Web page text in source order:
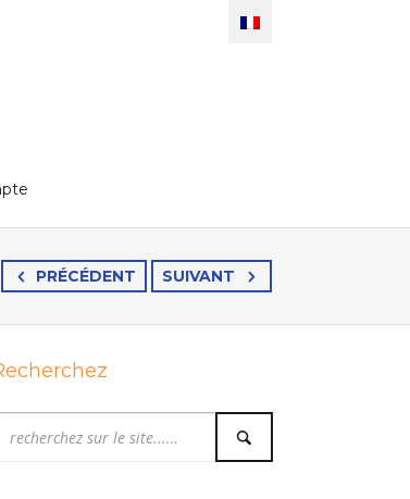
PRÉCÉDENT SUIVANT